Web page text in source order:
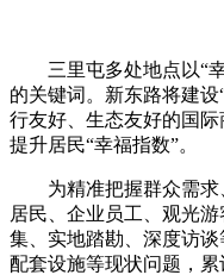
三里屯多处地点以“
的关键词。新东路将建
行友好、生态友好的国际
提升居民“幸福指数”。
为精准把握群众需
居民、企业员工、观光
集、实地踏勘、深度访谈
配套设施等现状问题，